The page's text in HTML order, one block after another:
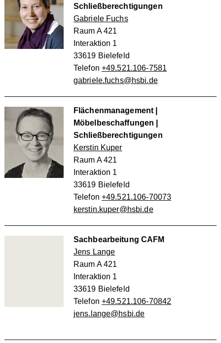
Schließberechtigungen
Gabriele Fuchs
Raum A 421
Interaktion 1
33619 Bielefeld
Telefon +49.521.106-7581
gabriele.fuchs@hsbi.de
Flächenmanagement |
Möbelbeschaffungen |
Schließberechtigungen
Kerstin Kuper
Raum A 421
Interaktion 1
33619 Bielefeld
Telefon +49.521.106-70073
kerstin.kuper@hsbi.de
Sachbearbeitung CAFM
Jens Lange
Raum A 421
Interaktion 1
33619 Bielefeld
Telefon +49.521.106-70842
jens.lange@hsbi.de